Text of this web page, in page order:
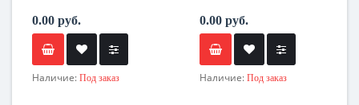
0.00 руб.
Наличие: Под заказ
0.00 руб.
Наличие: Под заказ